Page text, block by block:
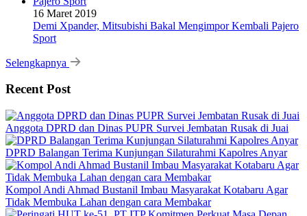
16 Maret 2019
Demi Xpander, Mitsubishi Bakal Mengimpor Kembali Pajero
Sport
Selengkapnya
Recent Post
Anggota DPRD dan Dinas PUPR Survei Jembatan Rusak di Juai
DPRD Balangan Terima Kunjungan Silaturahmi Kapolres Anyar
Kompol Andi Ahmad Bustanil Imbau Masyarakat Kotabaru Agar
Tidak Membuka Lahan dengan cara Membakar